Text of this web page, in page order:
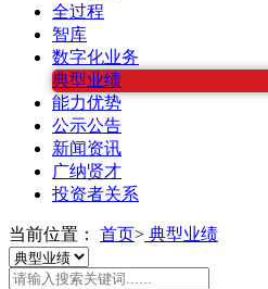
全过程
智库
数字化业务
典型业绩
能力优势
公示公告
新闻资讯
广纳贤才
投资者关系
当前位置： 首页> 典型业绩